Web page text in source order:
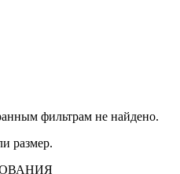
фильтрам не найдено.
размер.